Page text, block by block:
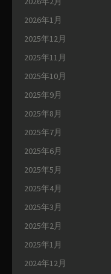
2026年1月
2025年12月
2025年11月
2025年10月
2025年9月
2025年8月
2025年7月
2025年6月
2025年5月
2025年4月
2025年3月
2025年2月
2025年1月
2024年12月